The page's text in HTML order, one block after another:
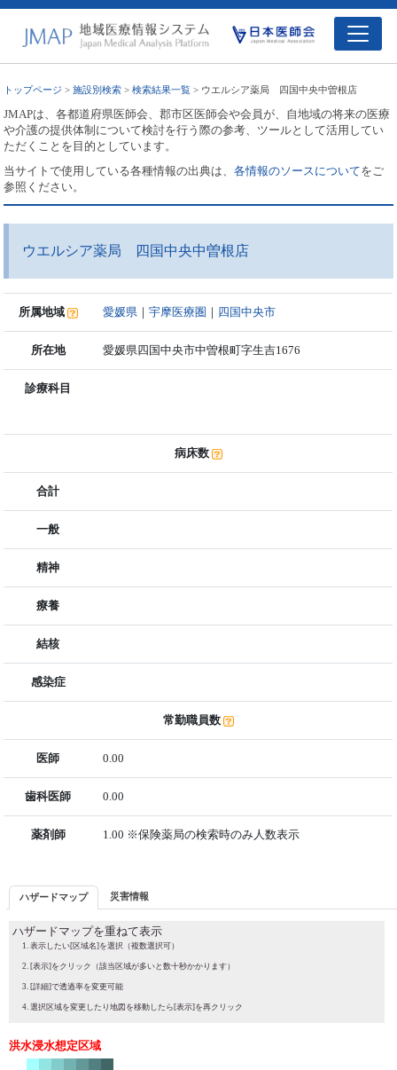
トップページ >施設別検索 >検索結果一覧 > ウエルシア薬局 四国中央中曽根店
JMAPは、各都道府県医師会、郡市区医師会や会員が、自地域の将来の医療
や介護の提供体制について検討を行う際の参考、ツールとして活用してい
ただくことを目的としています。
当サイトで使用している各種情報の出典は、各情報のソースについてをご
参照ください。
ウエルシア薬局 四国中央中曽根店
所属地域 愛媛県 ｜宇摩医療圏 ｜ 四国中央市
所在地 愛媛県四国中央市中曽根町字生吉1676
診療科目
病床数
合計
一般
精神
療養
結核
感染症
常勤職員数
医師 0.00
歯科医師 0.00
薬剤師 1.00 ※保険薬局の検索時のみ人数表示
ハザードマップ 災害情報
ハザードマップを重ねて表示
表示したい[区域名]を選択（複数選択可）
[表示]をクリック（該当区域が多いと数十秒かかります）
[詳細]で透過率を変更可能
選択区域を変更したり地図を移動したら[表示]を再クリック
洪水浸水想定区域